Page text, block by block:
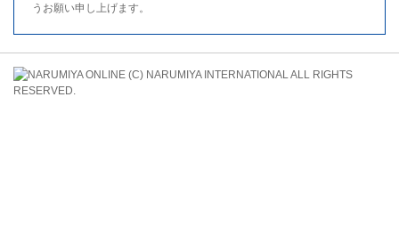
うお願い申し上げます。